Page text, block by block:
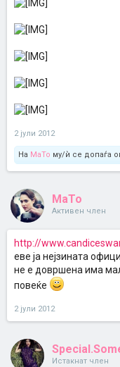
2 јули 2012
На MaTo му/ѝ се допаѓа
MaTo
Активен член
http://
еве ја нејзината
не е довршена има
повеќе
2 јули 2012
Истакнат член